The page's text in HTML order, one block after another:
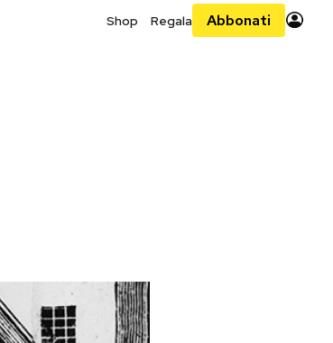
Shop Regala Abbonati